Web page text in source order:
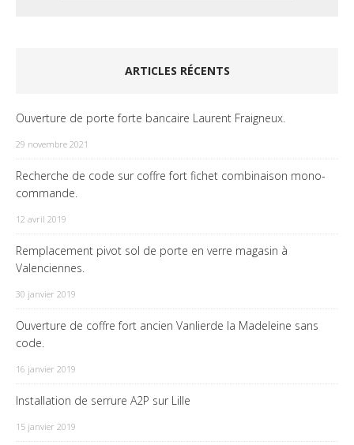
ARTICLES RÉCENTS
Ouverture de porte forte bancaire Laurent Fraigneux.
29 novembre 2021
Recherche de code sur coffre fort fichet combinaison mono-
commande.
12 avril 2019
Remplacement pivot sol de porte en verre magasin à
Valenciennes.
30 janvier 2019
Ouverture de coffre fort ancien Vanlierde la Madeleine sans
code.
16 janvier 2019
Installation de serrure A2P sur Lille
15 janvier 2019